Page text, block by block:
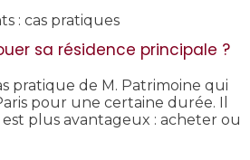
: cas pratiques
sa résidence principale ?
pratique de M. Patrimoine qui
pour une certaine durée. Il
plus avantageux : acheter ou